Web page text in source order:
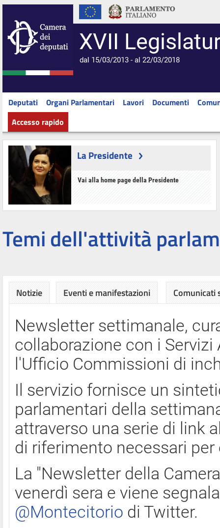
XVII
dal 15/03/2013 - al 22/03/2018
Deputati Organi Parlamentari Lavori Documenti
Accesso rapido
La Presidente
Vai alla home page della Presidente
Temi dell'attività
Notizie Eventi e manifestazioni Comunicati
Newsletter settimanale,
collaborazione con i
l'Ufficio Commissioni di
Il servizio fornisce un
parlamentari della
attraverso una serie di link
di riferimento necessari
La "Newsletter della
venerdì sera e viene
@Montecitorio di Twitter.